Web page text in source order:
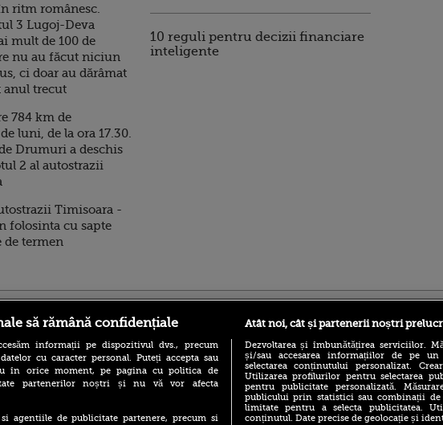
ritm românesc.
3 Lugoj-Deva
mult de 100 de
nu au făcut niciun
ci doar au dărâmat
anul trecut
784 km de
luni, de la ora 17.30.
Drumuri a deschis
2 al autostrazii
Timisoara -
folosinta cu sapte
termen
10 reguli pentru decizii financiare
inteligente
să rămână confidențiale
informații pe dispozitivul dvs., precum
cu caracter personal. Puteți accepta sau
în orice moment, pe pagina cu politica de
partenerilor noștri și nu vă vor afecta
agentiile de publicitate partenere, precum si
Atât noi, cât și partenerii noștri
Dezvoltarea și îmbunătățirea serviciilor.
și/sau accesarea informațiilor de pe
selectarea conținutului personalizat.
Utilizarea profilurilor pentru selectarea
pentru publicitate personalizată.
publicului prin statistici sau combinații
limitate pentru a selecta publicitatea.
conținutul. Date precise de geolocație și